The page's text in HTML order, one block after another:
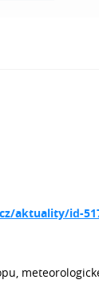
aktuality/id-